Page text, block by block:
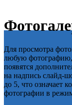
Для просмотра
любую фотографию,
появятся
на надпись слайд-
до 5, что означает
фотографии в